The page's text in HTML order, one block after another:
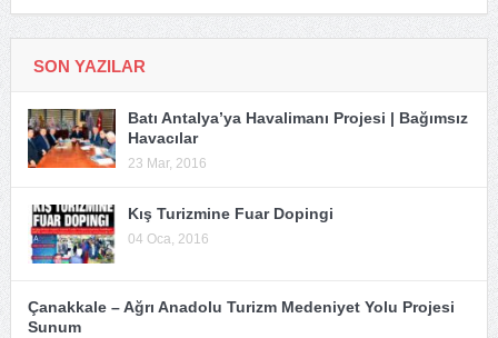
SON YAZILAR
Batı Antalya’ya Havalimanı Projesi | Bağımsız
Havacılar
23 Mar, 2016
Kış Turizmine Fuar Dopingi
04 Oca, 2016
Çanakkale – Ağrı Anadolu Turizm Medeniyet Yolu Projesi
Sunum